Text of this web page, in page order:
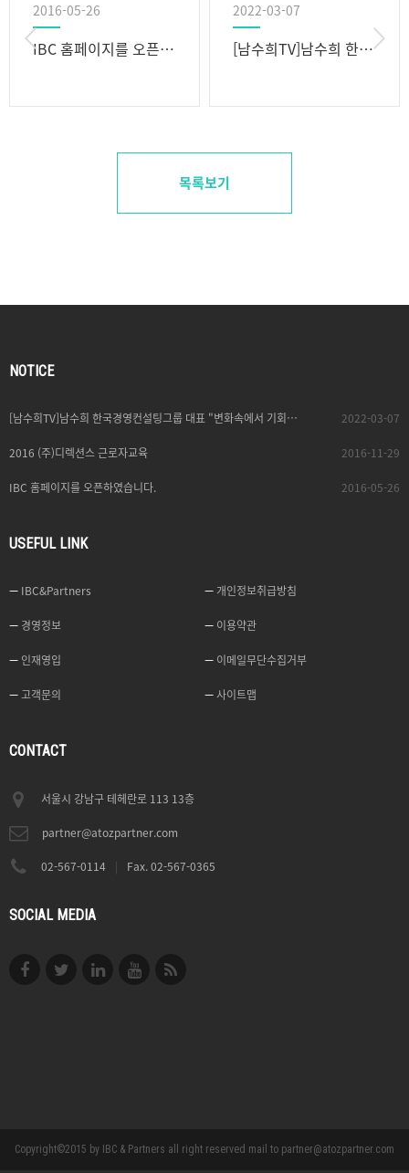
2016-05-26
IBC 홈페이지를 오픈하였습니다.
2022-03-07
[남수희TV]남수희 한국경영컨설팅그룹 대표 "변화속에서 기회를 창출하는 이가 기업가“
목록보기
NOTICE
[남수희TV]남수희 한국경영컨설팅그룹 대표 "변화속에서 기회를 창출하는 이가 기업가“ 2022-03-07
2016 (주)디렉션스 근로자교육 2016-11-29
IBC 홈페이지를 오픈하였습니다. 2016-05-26
USEFUL LINK
IBC&Partners 개인정보취급방침
경영정보 이용약관
인재영입 이메일무단수집거부
고객문의 사이트맵
CONTACT
서울시 강남구 테헤란로 113 13층
partner@atozpartner.com
02-567-0114 | Fax. 02-567-0365
SOCIAL MEDIA
Copyright©2015 by IBC & Partners all right reserved mail to partner@atozpartner.com